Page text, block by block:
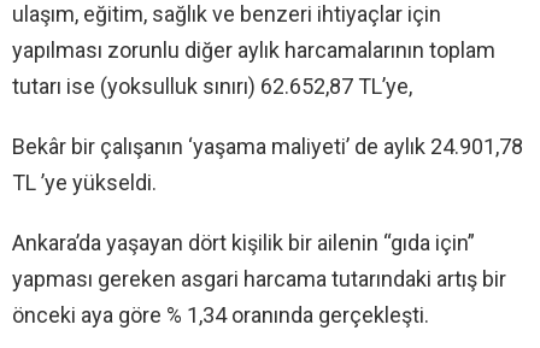
ulaşım, eğitim, sağlık ve benzeri ihtiyaçlar için
yapılması zorunlu diğer aylık harcamalarının toplam
tutarı ise (yoksulluk sınırı) 62.652,87 TL’ye,
Bekâr bir çalışanın ‘yaşama maliyeti’ de aylık 24.901,78
TL ’ye yükseldi.
Ankara’da yaşayan dört kişilik bir ailenin “gıda için”
yapması gereken asgari harcama tutarındaki artış bir
önceki aya göre % 1,34 oranında gerçekleşti.